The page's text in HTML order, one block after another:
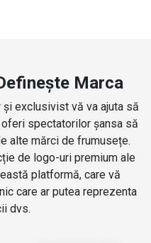
Marca
exclusivist vă va ajuta să
spectatorilor șansa să
alte mărci de frumusețe.
de logo-uri premium ale
platformă, care vă
care ar putea reprezenta
dvs.